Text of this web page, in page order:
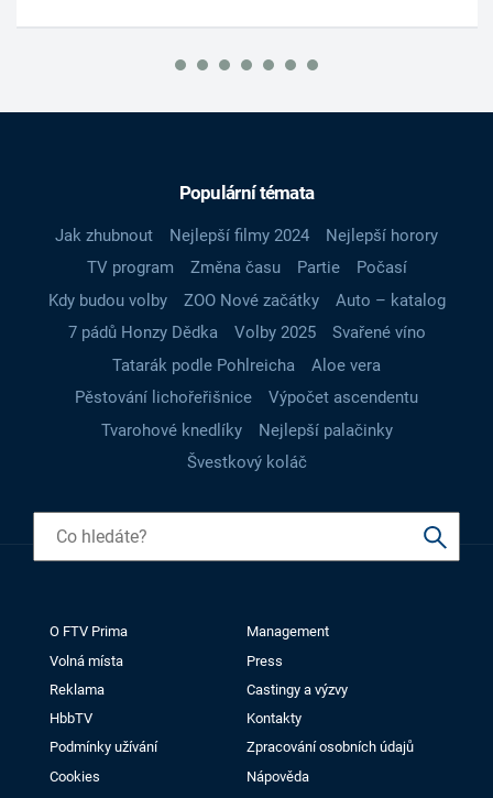
Populární témata
Jak zhubnout Nejlepší filmy 2024
Nejlepší horory
TV program
Změna času Partie
Počasí
Kdy budou volby
ZOO Nové začátky
Auto – katalog
7 pádů Honzy Dědka
Volby 2025
Svařené víno
Tatarák podle Pohlreicha
Aloe vera
Pěstování lichořeřišnice
Výpočet ascendentu
Tvarohové knedlíky
Nejlepší palačinky
Švestkový koláč
O FTV Prima
Management
Volná místa
Press
Reklama
Castingy a výzvy
HbbTV
Kontakty
Podmínky užívání
Zpracování osobních údajů
Cookies
Nápověda